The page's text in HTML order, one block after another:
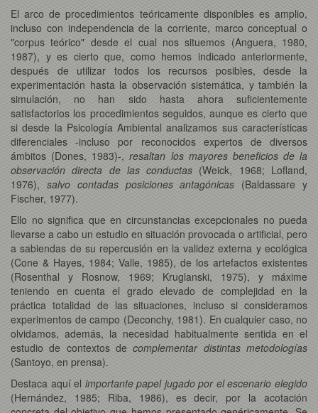
El arco de procedimientos teóricamente disponibles es amplio,
incluso con independencia de la corriente, marco conceptual o
"corpus teórico" desde el cual nos situemos (Anguera, 1980,
1987), y es cierto que, como hemos indicado anteriormente,
después de utilizar todos los recursos posibles, desde la
experimentación hasta la observación sistemática, y también la
simulación, no han sido hasta ahora suficientemente
satisfactorios los procedimientos seguidos, aunque es cierto que
si desde la Psicología Ambiental analizamos sus características
diferenciales -incluso por reconocidos expertos de diversos
ámbitos (Dones, 1983)-,resaltan los mayores beneficios de la
observación directa de las conductas (Weick, 1968; Lofland,
1976), salvo contadas posiciones antagónicas (Baldassare y
Fischer, 1977).
Ello no significa que en circunstancias excepcionales no pueda
llevarse a cabo un estudio en situación provocada o artificial, pero
a sabiendas de su repercusión en la validez externa y ecológica
(Cone & Hayes, 1984; Valle, 1985), de los artefactos existentes
(Rosenthal y Rosnow, 1969; Kruglanski, 1975), y máxime
teniendo en cuenta el grado elevado de complejidad en la
práctica totalidad de las situaciones, incluso si consideramos
experimentos de campo (Deconchy, 1981). En cualquier caso, no
olvidamos, además, la necesidad habitualmente sentida en el
estudio de contextos decomplementar distintas metodologías
(Santoyo, en prensa).
Destaca aquí el importante papel jugado por el escenario elegido
(Hernández, 1985; Riba, 1986), es decir, por la acotación